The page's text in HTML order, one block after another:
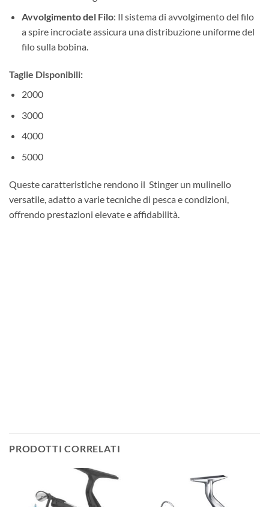
Avvolgimento del Filo: Il sistema di avvolgimento del filo
a spire incrociate assicura una distribuzione uniforme del
filo sulla bobina.
Taglie Disponibili:
2000
3000
4000
5000
Queste caratteristiche rendono il Stinger un mulinello
versatile, adatto a varie tecniche di pesca e condizioni,
offrendo prestazioni elevate e affidabilità.
PRODOTTI CORRELATI